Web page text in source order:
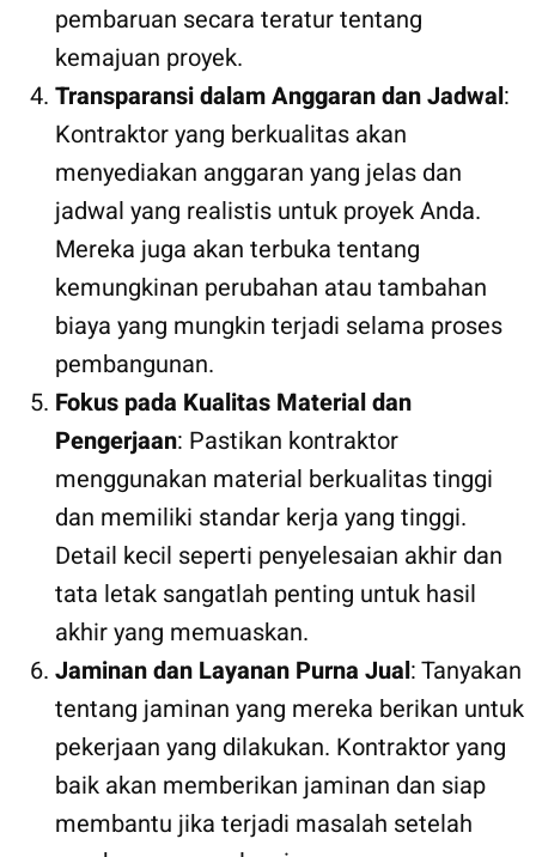
pembaruan secara teratur tentang
kemajuan proyek.
Transparansi dalam Anggaran dan Jadwal:
Kontraktor yang berkualitas akan
menyediakan anggaran yang jelas dan
jadwal yang realistis untuk proyek Anda.
Mereka juga akan terbuka tentang
kemungkinan perubahan atau tambahan
biaya yang mungkin terjadi selama proses
pembangunan.
Fokus pada Kualitas Material dan
Pengerjaan: Pastikan kontraktor
menggunakan material berkualitas tinggi
dan memiliki standar kerja yang tinggi.
Detail kecil seperti penyelesaian akhir dan
tata letak sangatlah penting untuk hasil
akhir yang memuaskan.
Jaminan dan Layanan Purna Jual: Tanyakan
tentang jaminan yang mereka berikan untuk
pekerjaan yang dilakukan. Kontraktor yang
baik akan memberikan jaminan dan siap
membantu jika terjadi masalah setelah